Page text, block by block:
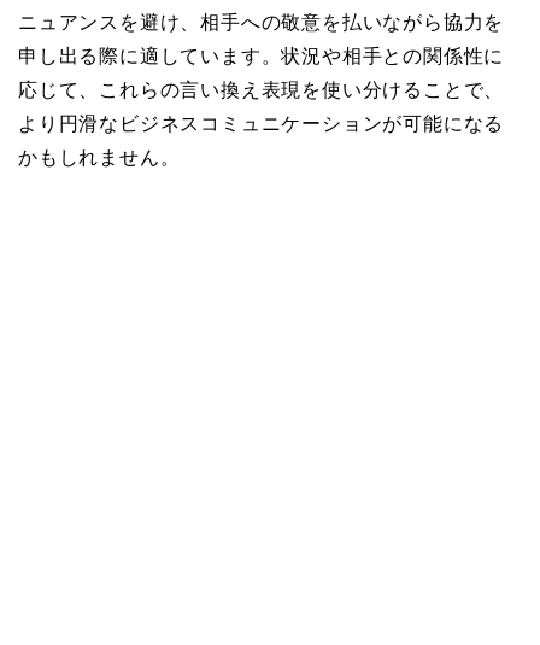
ニュアンスを避け、相手への敬意を払いながら協力を
申し出る際に適しています。状況や相手との関係性に
応じて、これらの言い換え表現を使い分けることで、
より円滑なビジネスコミュニケーションが可能になる
かもしれません。